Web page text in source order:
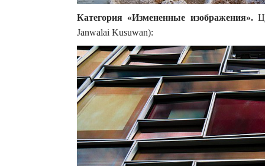
Категория «Измененные изображения».
Janwalai Kusuwan):